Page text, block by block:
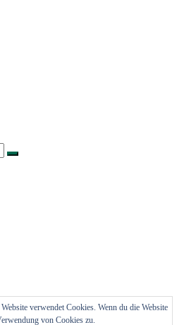
verwendet Cookies. Wenn du die Website
von Cookies zu.